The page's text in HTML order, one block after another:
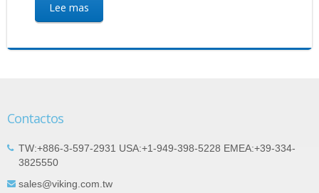
Lee mas
Contactos
TW:+886-3-597-2931 USA:+1-949-398-5228 EMEA:+39-334-
3825550
sales@viking.com.tw